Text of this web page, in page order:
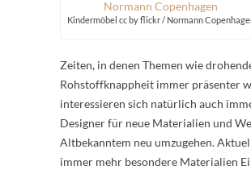
Kindermöbel cc by flickr / Normann
Zeiten, in denen Themen wie
Rohstoffknappheit immer präsenter
interessieren sich natürlich auch
Designer für neue Materialien und
Altbekanntem neu umzugehen.
immer mehr besondere Materialien